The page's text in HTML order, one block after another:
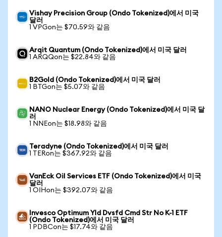
Vishay Precision Group (Ondo Tokenized)에서 미국
달러
1 VPGon는 $70.59와 같음
Arqit Quantum (Ondo Tokenized)에서 미국 달러
1 ARQQon는 $22.84와 같음
B2Gold (Ondo Tokenized)에서 미국 달러
1 BTGon는 $5.07와 같음
NANO Nuclear Energy (Ondo Tokenized)에서 미국 달
러
1 NNEon는 $18.98와 같음
Teradyne (Ondo Tokenized)에서 미국 달러
1 TERon는 $367.92와 같음
VanEck Oil Services ETF (Ondo Tokenized)에서 미국
달러
1 OIHon는 $392.07와 같음
Invesco Optimum Yld Dvsfd Cmd Str No K-1 ETF
(Ondo Tokenized)에서 미국 달러
1 PDBCon는 $17.74와 같음